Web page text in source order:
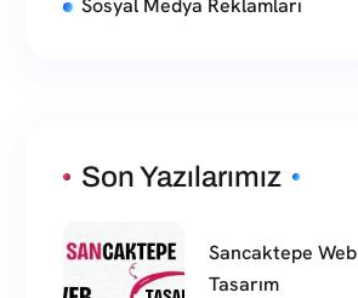
Sosyal Medya Reklamları
Son Yazılarımız
Sancaktepe Web
Tasarım